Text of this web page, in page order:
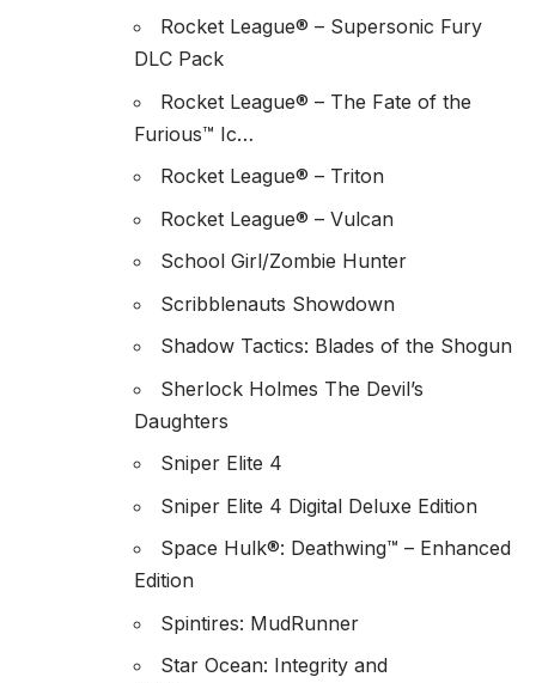
Rocket League® – Supersonic Fury
DLC Pack
Rocket League® – The Fate of the
Furious™ Ic…
Rocket League® – Triton
Rocket League® – Vulcan
School Girl/Zombie Hunter
Scribblenauts Showdown
Shadow Tactics: Blades of the Shogun
Sherlock Holmes The Devil’s
Daughters
Sniper Elite 4
Sniper Elite 4 Digital Deluxe Edition
Space Hulk®: Deathwing™ – Enhanced
Edition
Spintires: MudRunner
Star Ocean: Integrity and